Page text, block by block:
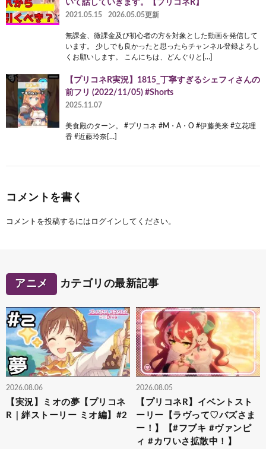
いて話していきます。【プリコネR】
2021.05.15 2026.05.05更新
無課金、微課金及び初心者の方を対象とした動画を発信して
います。 少しでも良かったと思ったらチャンネル登録よろし
くお願いします。 こんにちは、どんぐりと[…]
【プリコネR実況】1815_丁寧すぎるシェフィさんの
前フリ (2022/11/05) #Shorts
2025.11.07
美食殿のターン。 #プリコネ #M・A・O #伊藤美来 #立花理
香 #近藤玲奈[…]
コメントを書く
コメントを投稿するには ログイン してください。
アニメ カテゴリの最新記事
2026.08.06
【実況】ミオの夢【プリコネ
R｜絆ストーリー ミオ編】#2
2026.08.05
【プリコネR】イベントスト
ーリー【ラヴって♡バズさま
ー！】【#フブキ #ヴァンピ
ィ #カワいさ拡散中！】